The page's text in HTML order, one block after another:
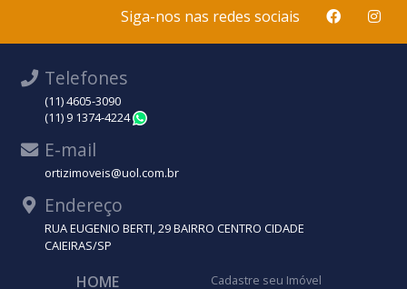
Siga-nos nas redes sociais
Telefones
(11) 4605-3090
(11) 9 1374-4224
E-mail
ortizimoveis@uol.com.br
Endereço
RUA EUGENIO BERTI, 29 BAIRRO CENTRO CIDADE
CAIEIRAS/SP
HOME Cadastre seu Imóvel